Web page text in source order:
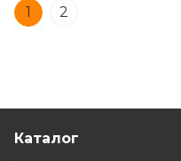
1 2
Каталог